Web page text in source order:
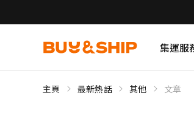
集運服
主頁 最新熱話 其他 文章